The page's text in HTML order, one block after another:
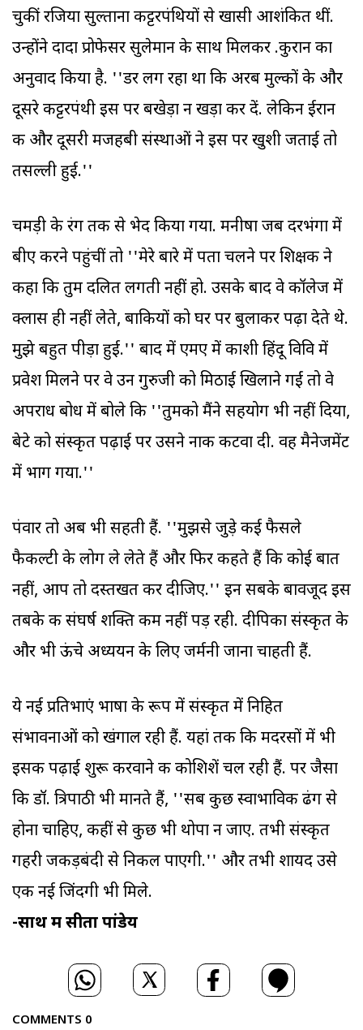
चुकीं रजिया सुल्ताना कट्टरपंथियों से खासी आशंकित थीं.
उन्होंने दादा प्रोफेसर सुलेमान के साथ मिलकर .कुरान का
अनुवाद किया है. ''डर लग रहा था कि अरब मुल्कों के और
दूसरे कट्टरपंथी इस पर बखेड़ा न खड़ा कर दें. लेकिन ईरान
की और दूसरी मजहबी संस्थाओं ने इस पर खुशी जताई तो
तसल्ली हुई.''
चमड़ी के रंग तक से भेद किया गया. मनीषा जब दरभंगा में
बीए करने पहुंचीं तो ''मेरे बारे में पता चलने पर शिक्षक ने
कहा कि तुम दलित लगती नहीं हो. उसके बाद वे कॉलेज में
क्लास ही नहीं लेते, बाकियों को घर पर बुलाकर पढ़ा देते थे.
मुझे बहुत पीड़ा हुई.'' बाद में एमए में काशी हिंदू विवि में
प्रवेश मिलने पर वे उन गुरुजी को मिठाई खिलाने गईं तो वे
अपराध बोध में बोले कि ''तुमको मैंने सहयोग भी नहीं दिया,
बेटे को संस्कृत पढ़ाई पर उसने नाक कटवा दी. वह मैनेजमेंट
में भाग गया.''
पंवार तो अब भी सहती हैं. ''मुझसे जुड़े कई फैसले
फैकल्टी के लोग ले लेते हैं और फिर कहते हैं कि कोई बात
नहीं, आप तो दस्तखत कर दीजिए.'' इन सबके बावजूद इस
तबके की संघर्ष शक्ति कम नहीं पड़ रही. दीपिका संस्कृत के
और भी ऊंचे अध्ययन के लिए जर्मनी जाना चाहती हैं.
ये नई प्रतिभाएं भाषा के रूप में संस्कृत में निहित
संभावनाओं को खंगाल रही हैं. यहां तक कि मदरसों में भी
इसकी पढ़ाई शुरू करवाने की कोशिशें चल रही हैं. पर जैसा
कि डॉ. त्रिपाठी भी मानते हैं, ''सब कुछ स्वाभाविक ढंग से
होना चाहिए, कहीं से कुछ भी थोपा न जाए. तभी संस्कृत
गहरी जकड़बंदी से निकल पाएगी.'' और तभी शायद उसे
एक नई जिंदगी भी मिले.
-साथ में सीता पांडेय
COMMENTS 0